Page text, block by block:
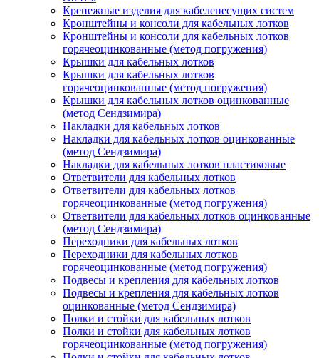
Крепежные изделия для кабеленесущих систем
Кронштейны и консоли для кабельных лотков
Кронштейны и консоли для кабельных лотков
горячеоцинкованные (метод погружения)
Крышки для кабельных лотков
Крышки для кабельных лотков
горячеоцинкованные (метод погружения)
Крышки для кабельных лотков оцинкованные
(метод Сендзимира)
Накладки для кабельных лотков
Накладки для кабельных лотков оцинкованные
(метод Сендзимира)
Накладки для кабельных лотков пластиковые
Ответвители для кабельных лотков
Ответвители для кабельных лотков
горячеоцинкованные (метод погружения)
Ответвители для кабельных лотков оцинкованные
(метод Сендзимира)
Переходники для кабельных лотков
Переходники для кабельных лотков
горячеоцинкованные (метод погружения)
Подвесы и крепления для кабельных лотков
Подвесы и крепления для кабельных лотков
оцинкованные (метод Сендзимира)
Полки и стойки для кабельных лотков
Полки и стойки для кабельных лотков
горячеоцинкованные (метод погружения)